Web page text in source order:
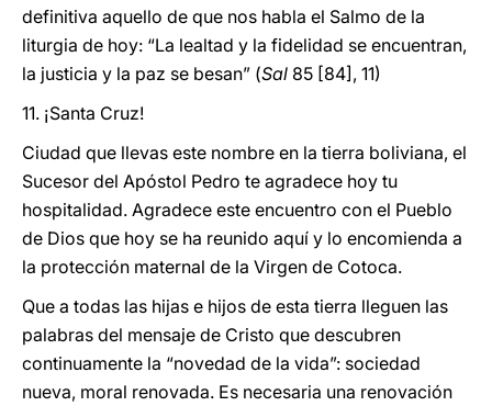
definitiva aquello de que nos habla el Salmo de la
liturgia de hoy: “La lealtad y la fidelidad se encuentran,
la justicia y la paz se besan” (Sal 85 [84], 11)
11. ¡Santa Cruz!
Ciudad que llevas este nombre en la tierra boliviana, el
Sucesor del Apóstol Pedro te agradece hoy tu
hospitalidad. Agradece este encuentro con el Pueblo
de Dios que hoy se ha reunido aquí y lo encomienda a
la protección maternal de la Virgen de Cotoca.
Que a todas las hijas e hijos de esta tierra lleguen las
palabras del mensaje de Cristo que descubren
continuamente la “novedad de la vida”: sociedad
nueva, moral renovada. Es necesaria una renovación